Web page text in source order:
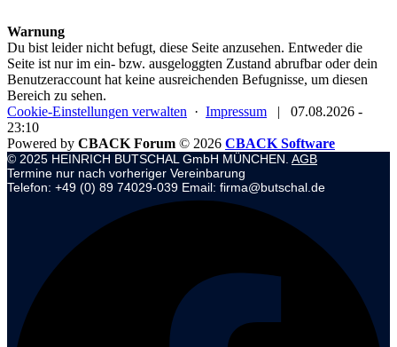
Warnung
Du bist leider nicht befugt, diese Seite anzusehen. Entweder die
Seite ist nur im ein- bzw. ausgeloggten Zustand abrufbar oder dein
Benutzeraccount hat keine ausreichenden Befugnisse, um diesen
Bereich zu sehen.
Cookie-Einstellungen verwalten · Impressum |
07.08.2026 -
23:10
Powered by CBACK Forum © 2026 CBACK Software
© 2025 HEINRICH BUTSCHAL GmbH MÜNCHEN. AGB
Termine nur nach vorheriger Vereinbarung
Telefon: +49 (0) 89 74029-039 Email: firma@butschal.de